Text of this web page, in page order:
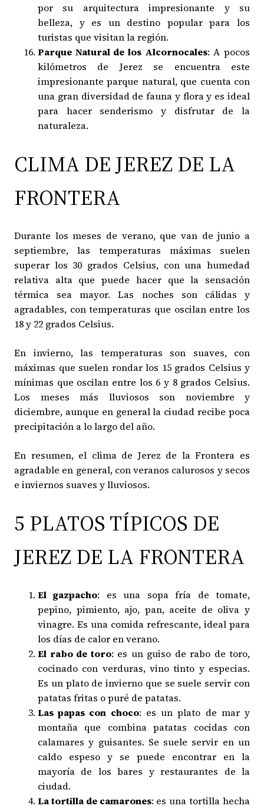
por su arquitectura impresionante y su
belleza, y es un destino popular para los
turistas que visitan la región.
Parque Natural de los Alcornocales: A pocos
kilómetros de Jerez se encuentra este
impresionante parque natural, que cuenta con
una gran diversidad de fauna y flora y es ideal
para hacer senderismo y disfrutar de la
naturaleza.
CLIMA DE JEREZ DE LA
FRONTERA
Durante los meses de verano, que van de junio a
septiembre, las temperaturas máximas suelen
superar los 30 grados Celsius, con una humedad
relativa alta que puede hacer que la sensación
térmica sea mayor. Las noches son cálidas y
agradables, con temperaturas que oscilan entre los
18 y 22 grados Celsius.
En invierno, las temperaturas son suaves, con
máximas que suelen rondar los 15 grados Celsius y
mínimas que oscilan entre los 6 y 8 grados Celsius.
Los meses más lluviosos son noviembre y
diciembre, aunque en general la ciudad recibe poca
precipitación a lo largo del año.
En resumen, el clima de Jerez de la Frontera es
agradable en general, con veranos calurosos y secos
e inviernos suaves y lluviosos.
5 PLATOS TÍPICOS DE
JEREZ DE LA FRONTERA
El gazpacho: es una sopa fría de tomate,
pepino, pimiento, ajo, pan, aceite de oliva y
vinagre. Es una comida refrescante, ideal para
los días de calor en verano.
El rabo de toro: es un guiso de rabo de toro,
cocinado con verduras, vino tinto y especias.
Es un plato de invierno que se suele servir con
patatas fritas o puré de patatas.
Las papas con choco: es un plato de mar y
montaña que combina patatas cocidas con
calamares y guisantes. Se suele servir en un
caldo espeso y se puede encontrar en la
mayoría de los bares y restaurantes de la
ciudad.
La tortilla de camarones: es una tortilla hecha